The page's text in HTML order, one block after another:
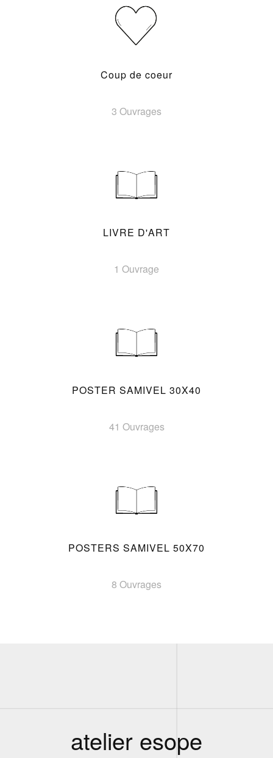
Coup de coeur
3 Ouvrages
LIVRE D'ART
1 Ouvrage
POSTER SAMIVEL 30X40
41 Ouvrages
POSTERS SAMIVEL 50X70
8 Ouvrages
atelier esope